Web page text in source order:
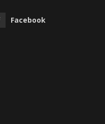
Facebook